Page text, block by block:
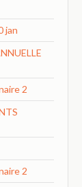
jan
2
2